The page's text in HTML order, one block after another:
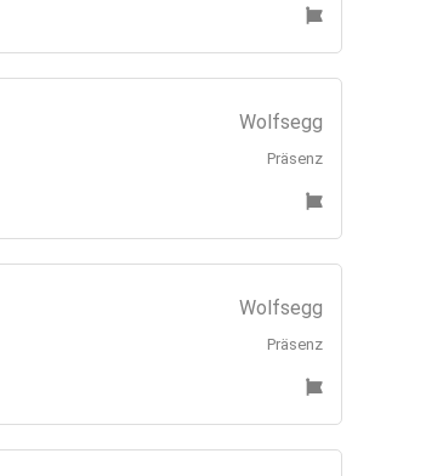
Wolfsegg
Präsenz
Wolfsegg
Präsenz